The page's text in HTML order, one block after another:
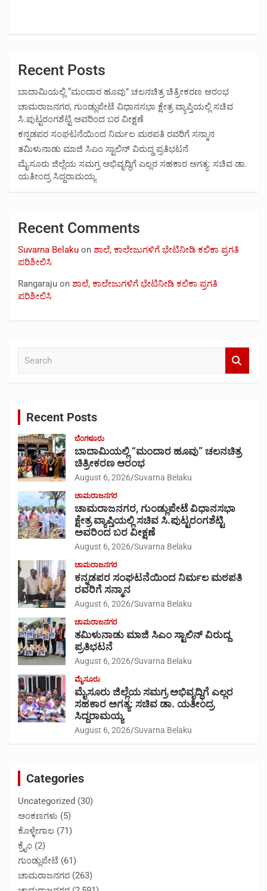
Recent Posts
ಬಾದಾಮಿಯಲ್ಲಿ “ಮಂದಾರ ಹೂವು” ಚಲನಚಿತ್ರ ಚಿತ್ರೀಕರಣ ಆರಂಭ
ಚಾಮರಾಜನಗರ, ಗುಂಡ್ಲುಪೇಟೆ ವಿಧಾನಸಭಾ ಕ್ಷೇತ್ರ ವ್ಯಾಪ್ತಿಯಲ್ಲಿ ಸಚಿವ
ಸಿ.ಪುಟ್ಟರಂಗಶೆಟ್ಟಿ ಅವರಿಂದ ಬರ ವೀಕ್ಷಣೆ
ಕನ್ನಡಪರ ಸಂಘಟನೆಯಿಂದ ನಿರ್ಮಲ ಮಠಪತಿ ರವರಿಗೆ ಸನ್ಮಾನ
ತಮಿಳುನಾಡು ಮಾಜಿ ಸಿಎಂ ಸ್ಟಾಲಿನ್ ವಿರುದ್ದ ಪ್ರತಿಭಟನೆ
ಮೈಸೂರು ಜಿಲ್ಲೆಯ ಸಮಗ್ರ ಅಭಿವೃದ್ಧಿಗೆ ಎಲ್ಲರ ಸಹಕಾರ ಅಗತ್ಯ: ಸಚಿವ ಡಾ.
ಯತೀಂದ್ರ ಸಿದ್ದರಾಮಯ್ಯ
Recent Comments
Suvarna Belaku on ಶಾಲೆ, ಕಾಲೇಜುಗಳಿಗೆ ಭೇಟಿನೀಡಿ ಕಲಿಕಾ ಪ್ರಗತಿ
ಪರಿಶೀಲಿಸಿ
Rangaraju on ಶಾಲೆ, ಕಾಲೇಜುಗಳಿಗೆ ಭೇಟಿನೀಡಿ ಕಲಿಕಾ ಪ್ರಗತಿ
ಪರಿಶೀಲಿಸಿ
Recent Posts
ಬೆಂಗಳೂರು
ಬಾದಾಮಿಯಲ್ಲಿ “ಮಂದಾರ ಹೂವು” ಚಲನಚಿತ್ರ
ಚಿತ್ರೀಕರಣ ಆರಂಭ
August 6, 2026 Suvarna Belaku
ಚಾಮರಾಜನಗರ
ಚಾಮರಾಜನಗರ, ಗುಂಡ್ಲುಪೇಟೆ ವಿಧಾನಸಭಾ
ಕ್ಷೇತ್ರ ವ್ಯಾಪ್ತಿಯಲ್ಲಿ ಸಚಿವ ಸಿ.ಪುಟ್ಟರಂಗಶೆಟ್ಟಿ
ಅವರಿಂದ ಬರ ವೀಕ್ಷಣೆ
August 6, 2026 Suvarna Belaku
ಚಾಮರಾಜನಗರ
ಕನ್ನಡಪರ ಸಂಘಟನೆಯಿಂದ ನಿರ್ಮಲ ಮಠಪತಿ
ರವರಿಗೆ ಸನ್ಮಾನ
August 6, 2026 Suvarna Belaku
ಚಾಮರಾಜನಗರ
ತಮಿಳುನಾಡು ಮಾಜಿ ಸಿಎಂ ಸ್ಟಾಲಿನ್ ವಿರುದ್ದ
ಪ್ರತಿಭಟನೆ
August 6, 2026 Suvarna Belaku
ಮೈಸೂರು
ಮೈಸೂರು ಜಿಲ್ಲೆಯ ಸಮಗ್ರ ಅಭಿವೃದ್ಧಿಗೆ ಎಲ್ಲರ
ಸಹಕಾರ ಅಗತ್ಯ: ಸಚಿವ ಡಾ. ಯತೀಂದ್ರ
ಸಿದ್ದರಾಮಯ್ಯ
August 6, 2026 Suvarna Belaku
Categories
Uncategorized (30)
ಅಂಕಣಗಳು (5)
ಕೊಳ್ಳೇಗಾಲ (71)
ಕ್ರೈಂ (2)
ಗುಂಡ್ಲುಪೇಟೆ (61)
ಚಾಮರಾಜನಗರ (263)